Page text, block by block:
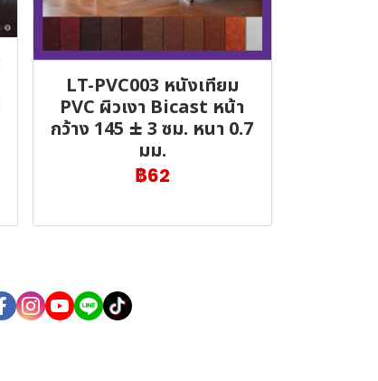
LT-PVC003 หนังเทียม
PVC ผิวเงา Bicast หน้า
กว้าง 145 ± 3 ซม. หนา 0.7
มม.
฿62